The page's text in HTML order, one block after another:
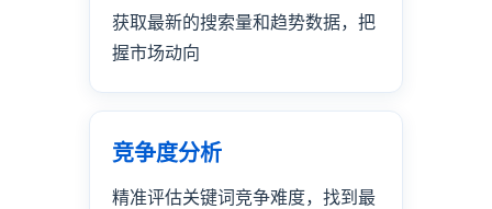
获取最新的搜索量和趋势数据，把
握市场动向
竞争度分析
精准评估关键词竞争难度，找到最